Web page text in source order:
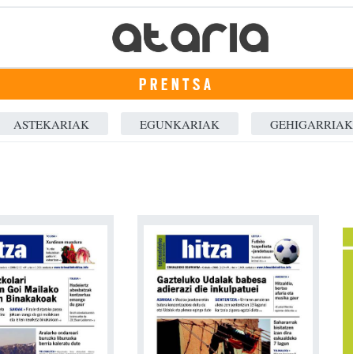
PRENTSA
ASTEKARIAK EGUNKARIAK GEHIGARRIAK